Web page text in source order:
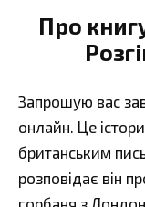
Про
Запрошую вас
онлайн. Це
британським
розповідає він
горбаня з